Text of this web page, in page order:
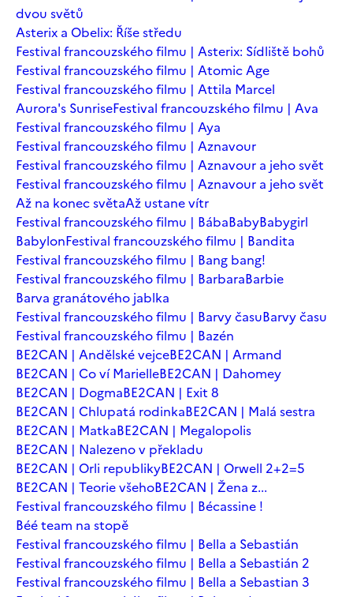
dvou světů
Asterix a Obelix: Říše středu
Festival francouzského filmu | Asterix: Sídliště bohů
Festival francouzského filmu | Atomic Age
Festival francouzského filmu | Attila Marcel
Aurora's SunriseFestival francouzského filmu | Ava
Festival francouzského filmu | Aya
Festival francouzského filmu | Aznavour
Festival francouzského filmu | Aznavour a jeho svět
Festival francouzského filmu | Aznavour a jeho svět
Až na konec světaAž ustane vítr
Festival francouzského filmu | BábaBabyBabygirl
BabylonFestival francouzského filmu | Bandita
Festival francouzského filmu | Bang bang!
Festival francouzského filmu | BarbaraBarbie
Barva granátového jablka
Festival francouzského filmu | Barvy časuBarvy času
Festival francouzského filmu | Bazén
BE2CAN | Andělské vejceBE2CAN | Armand
BE2CAN | Co ví MarielleBE2CAN | Dahomey
BE2CAN | DogmaBE2CAN | Exit 8
BE2CAN | Chlupatá rodinkaBE2CAN | Malá sestra
BE2CAN | MatkaBE2CAN | Megalopolis
BE2CAN | Nalezeno v překladu
BE2CAN | Orli republikyBE2CAN | Orwell 2+2=5
BE2CAN | Teorie všehoBE2CAN | Žena z...
Festival francouzského filmu | Bécassine !
Béé team na stopě
Festival francouzského filmu | Bella a Sebastián
Festival francouzského filmu | Bella a Sebastián 2
Festival francouzského filmu | Bella a Sebastian 3